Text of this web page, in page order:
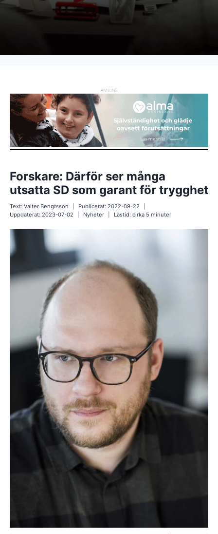
ANNONS
Forskare: Därför ser många
utsatta SD som garant för trygghet
Text: Valter Bengtsson Publicerat: 2022-09-22
Uppdaterat: 2023-07-02 Nyheter Lästid: cirka 5minuter